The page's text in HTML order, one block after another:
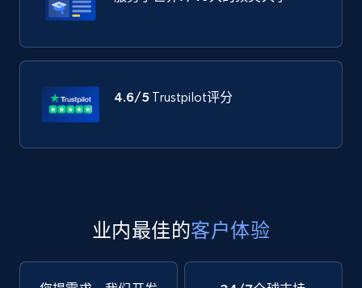
4.6/5 Trustpilot评分
业内最佳的客户体验